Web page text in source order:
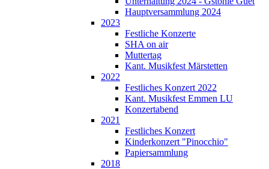
Hauptversammlung 2024
2023
Festliche Konzerte
SHA on air
Muttertag
Kant. Musikfest Märstetten
2022
Festliches Konzert 2022
Kant. Musikfest Emmen LU
Konzertabend
2021
Festliches Konzert
Kinderkonzert "Pinocchio"
Papiersammlung
2018